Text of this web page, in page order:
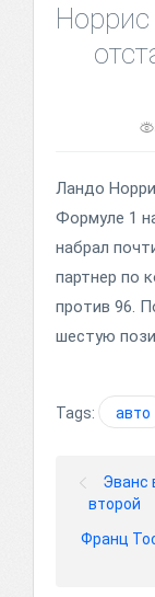
Ландо
Формуле 1
набрал
партнер по
против 96.
шестую
Tags: авто
Эванс
второй
Франц